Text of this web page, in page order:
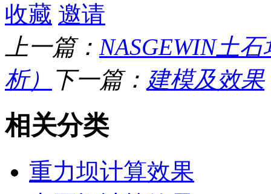
收藏 邀请
上一篇： NASGEWIN土
析）
下一篇： 建模及效果
相关分类
重力坝计算效果